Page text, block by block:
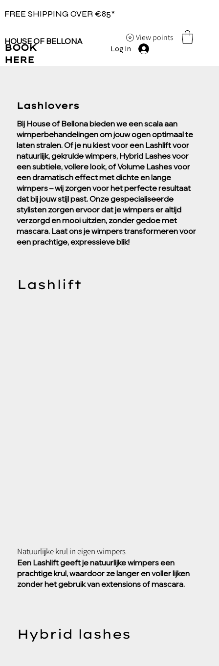
FREE SHIPPING OVER €85*
View points
HOUSE OF BELLONA
BOOK
HERE
Log In
Lashlovers
Bij House of Bellona bieden we een scala aan
wimperbehandelingen om jouw ogen optimaal te
laten stralen. Of je nu kiest voor een Lashlift voor
natuurlijk, gekrulde wimpers, Hybrid Lashes voor
een subtiele, vollere look, of Volume Lashes voor
een dramatisch effect met dichte en lange
wimpers – wij zorgen voor het perfecte resultaat
dat bij jouw stijl past. Onze gespecialiseerde
stylisten zorgen ervoor dat je wimpers er altijd
verzorgd en mooi uitzien, zonder gedoe met
mascara. Laat ons je wimpers transformeren voor
een prachtige, expressieve blik!
Natuurlijke krul in eigen wimpers
Een Lashlift geeft je natuurlijke wimpers een
prachtige krul, waardoor ze langer en voller lijken
zonder het gebruik van extensions of mascara.
Lashlift
Hybrid lashes